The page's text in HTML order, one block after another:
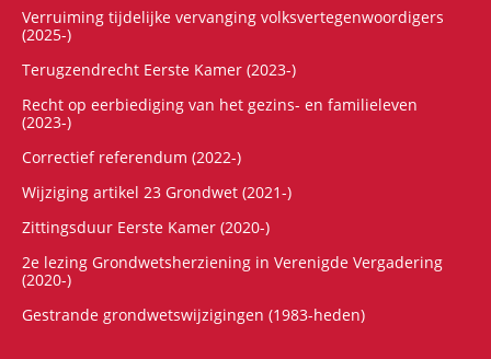
Verruiming tijdelijke vervanging volksvertegenwoordigers
(2025-)
Terugzendrecht Eerste Kamer (2023-)
Recht op eerbiediging van het gezins- en familieleven
(2023-)
Correctief referendum (2022-)
Wijziging artikel 23 Grondwet (2021-)
Zittingsduur Eerste Kamer (2020-)
2e lezing Grondwetsherziening in Verenigde Vergadering
(2020-)
Gestrande grondwetswijzigingen (1983-heden)